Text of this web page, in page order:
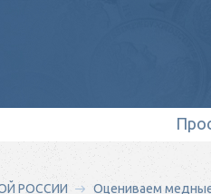
РОССИИ Оцениваем медные